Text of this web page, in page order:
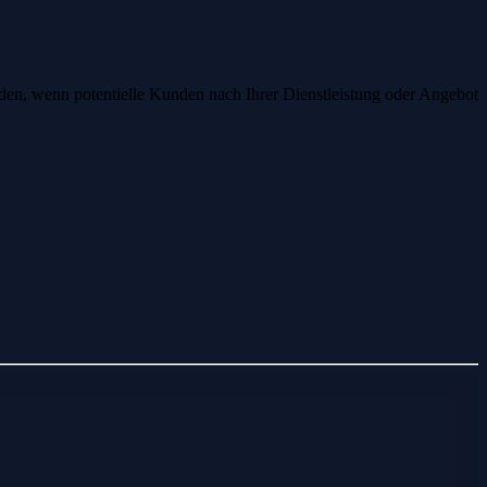
wenn potentielle Kunden nach Ihrer Dienstleistung oder Angebot